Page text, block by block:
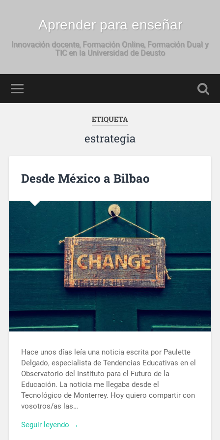
Aprender para enseñar
Innovación docente, Formación Online, Formación Dual y
TIC en la Universidad de Deusto
ETIQUETA
estrategia
Desde México a Bilbao
Hace unos días leía una noticia escrita por Paulette
Delgado, especialista de Tendencias Educativas en el
Observatorio del Instituto para el Futuro de la
Educación. La noticia me llegaba desde el
Tecnológico de Monterrey. Hoy quiero compartir con
vosotros/as las…
Seguir leyendo →